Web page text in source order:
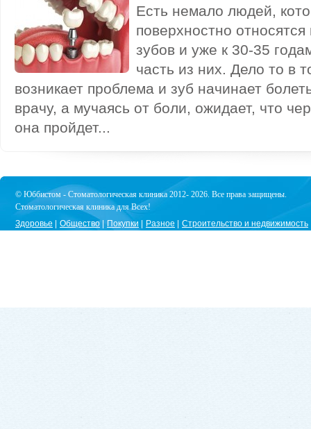
Есть немало людей,
поверхностно
зубов и уже к 30-35
часть из них. Дело то в
возникает проблема и зуб начинает
врачу, а мучаясь от боли, ожидает, что
она пройдет...
© Юббистом - Стоматологическая клиника 2012- 2026. Все права защищены.
Стоматологическая клиника для Всех!
Здоровье
Общество Покупки Разное Строительство и недвижимость